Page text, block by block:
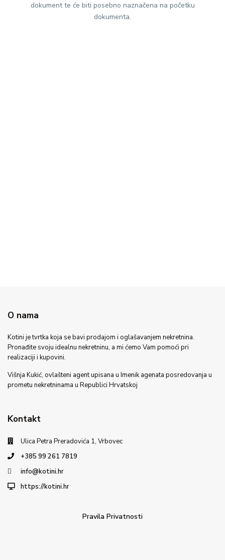
dokument te će biti posebno naznačena na početku
dokumenta.
O nama
Kotini je tvrtka koja se bavi prodajom i oglašavanjem nekretnina.
Pronađite svoju idealnu nekretninu, a mi ćemo Vam pomoći pri
realizaciji i kupovini.
Višnja Kukić, ovlašteni agent upisana u Imenik agenata posredovanja u
prometu nekretninama u Republici Hrvatskoj
Kontakt
Ulica Petra Preradovića 1, Vrbovec
+385 99 261 7819
info@kotini.hr
https://kotini.hr
Pravila Privatnosti